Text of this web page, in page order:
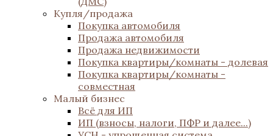
Купля/продажа
Покупка автомобиля
Продажа автомобиля
Продажа недвижимости
Покупка квартиры/комнаты - долевая
Покупка квартиры/комнаты -
совместная
Малый бизнес
Всё для ИП
ИП (взносы, налоги, ПФР и далее...)